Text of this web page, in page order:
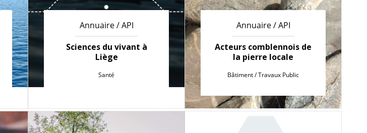
Annuaire / API
Sciences du vivant à
Liège
Santé
Annuaire / API
Acteurs comblennois de
la pierre locale
Bâtiment / Travaux Public